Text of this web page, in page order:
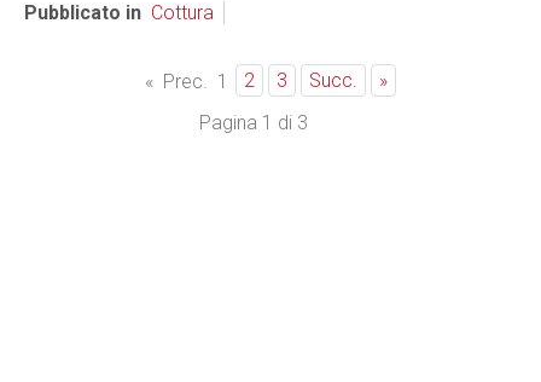
Pubblicato in Cottura
« Prec. 1 2 3 Succ.
»
Pagina 1 di 3